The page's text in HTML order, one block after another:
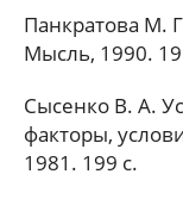
Панкратова М.
Мысль, 1990.
Сысенко В. А.
факторы,
1981. 199 с.